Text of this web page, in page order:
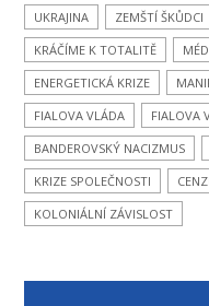
UKRAJINA ZEMŠTÍ ŠKŮDCI
KRÁČÍME K TOTALITĚ
ENERGETICKÁ KRIZE
FIALOVA VLÁDA
FIALOVA
BANDEROVSKÝ NACIZMUS
KRIZE SPOLEČNOSTI
KOLONIÁLNÍ ZÁVISLOST